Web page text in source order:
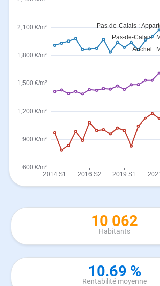
10 062
Habitants
10.69 %
Rentabilité moyenne